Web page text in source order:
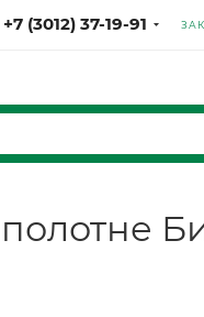
+7 (3012) 37-19-91